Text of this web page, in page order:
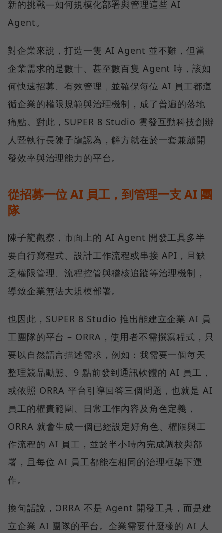
新的挑戰—如何規模化部署與管理這些 AI
Agent。
對企業來說，打造一隻 AI Agent 並不難，但當
企業需求的是數十、甚至數百隻 Agent 時，該如
何快速招募、有效管理，並確保每位 AI 員工都遵
循企業的權限規範與治理機制，成了普遍的落地
痛點。對此，SUPER 8 Studio 雲發互動科技創辦
人暨執行長陳子龍認為，解方就在於一套兼顧開
發效率與治理能力的平台。
從招募一位 AI 員工，到管理一支 AI 團
隊
陳子龍觀察，市面上的 AI Agent 開發工具多半
要自行寫程式、設計工作流程或串接 API，且缺
乏權限管理、流程控管與稽核追蹤等治理機制，
導致企業無法大規模部署。
也因此，SUPER 8 Studio 推出能建立企業 AI 員
工團隊的平台 – ORRA，使用者不需撰寫程式，只
要以自然語言描述需求，例如：我需要一個每天
整理競品動態、9 點前發到通訊軟體的 AI 員工，
或依照 ORRA 平台引導回答三個問題，也就是 AI
員工的權責範圍、日常工作內容及角色定義，
ORRA 就會生成一個已經設定好角色、權限與工
作流程的 AI 員工，並於半小時內完成調校與部
署，且每位 AI 員工都能在相同的治理框架下運
作。
換句話說，ORRA 不是 Agent 開發工具，而是建
立企業 AI 團隊的平台。企業需要什麼樣的 AI 人